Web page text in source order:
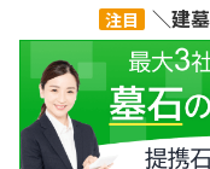
注目 ＼建